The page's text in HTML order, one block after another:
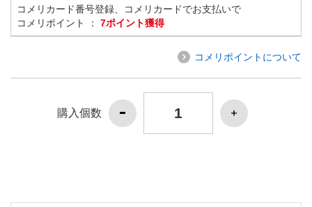
コメリカード番号登録、コメリカードでお支払いで
コメリポイント ： 7ポイント獲得
コメリポイントについて
購入個数